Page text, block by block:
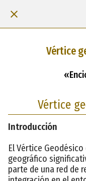
Vértice
Vértice
Introducción
El Vértice
geográfico
parte de una red de